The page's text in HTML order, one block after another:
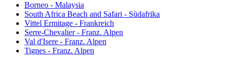
Borneo - Malaysia
South Africa Beach and Safari - Südafrika
Vittel Ermitage - Frankreich
Serre-Chevalier - Franz. Alpen
Val d'Isere - Franz. Alpen
Tignes - Franz. Alpen